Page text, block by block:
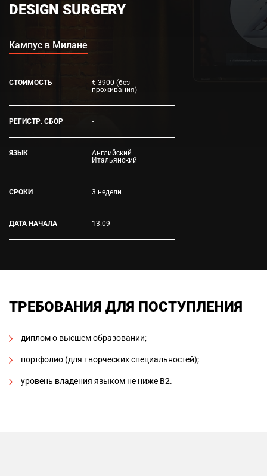
DESIGN SURGERY
Кампус в Милане
СТОИМОСТЬ
РЕГИСТР. СБОР
ЯЗЫК
СРОКИ
ДАТА НАЧАЛА
€ 3900 (без
проживания)
-
Английский
Итальянский
3 недели
13.09
ТРЕБОВАНИЯ ДЛЯ ПОСТУПЛЕНИЯ
диплом о высшем образовании;
портфолио (для творческих специальностей);
уровень владения языком не ниже В2.